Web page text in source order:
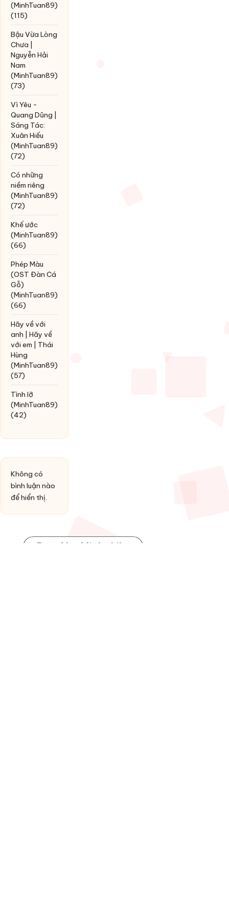
(MinhTuan89)
(115)
Bậu Vừa Lòng
Chưa |
Nguyễn Hải
Nam
(MinhTuan89)
(73)
Vì Yêu -
Quang Dũng |
Sáng Tác:
Xuân Hiếu
(MinhTuan89)
(72)
Có những
niềm riêng
(MinhTuan89)
(72)
Khế ước
(MinhTuan89)
(66)
Phép Màu
(OST Đàn Cá
Gỗ)
(MinhTuan89)
(66)
Hãy về với
anh | Hãy về
với em | Thái
Hùng
(MinhTuan89)
(57)
Tình lỡ
(MinhTuan89)
(42)
Không có
bình luận nào
để hiển thị.
Post You Might Like